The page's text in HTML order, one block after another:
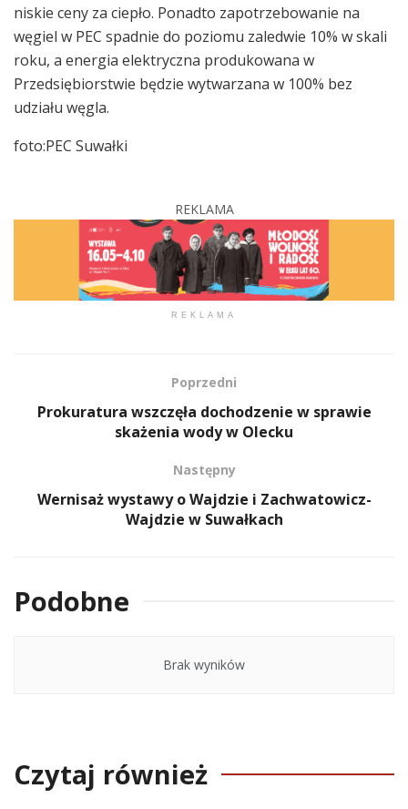
niskie ceny za ciepło. Ponadto zapotrzebowanie na
węgiel w PEC spadnie do poziomu zaledwie 10% w skali
roku, a energia elektryczna produkowana w
Przedsiębiorstwie będzie wytwarzana w 100% bez
udziału węgla.
foto:PEC Suwałki
REKLAMA
REKLAMA
Poprzedni
Prokuratura wszczęła dochodzenie w sprawie
skażenia wody w Olecku
Następny
Wernisaż wystawy o Wajdzie i Zachwatowicz-
Wajdzie w Suwałkach
Podobne
Brak wyników
Czytaj również